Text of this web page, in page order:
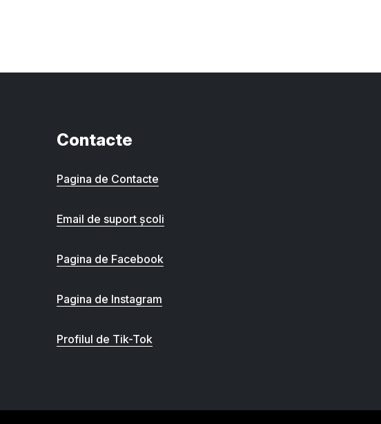
Contacte
Pagina de Contacte
Email de suport școli
Pagina de Facebook
Pagina de Instagram
Profilul de Tik-Tok